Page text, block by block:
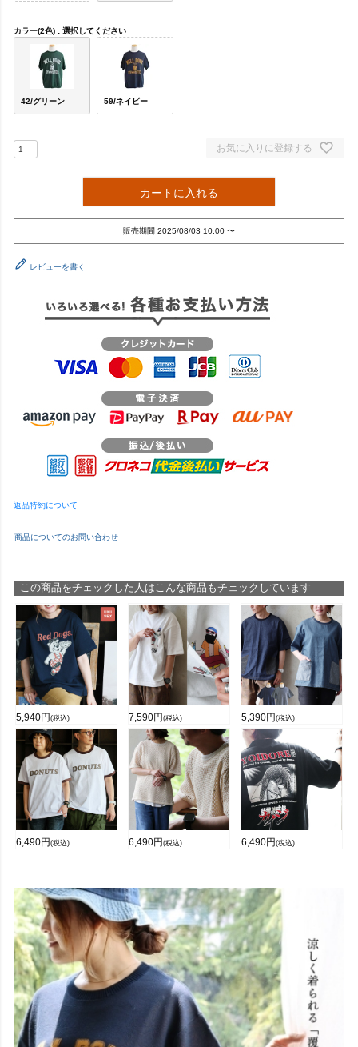
カラー(2色) 選択してください
42/グリーン 59/ネイビー
お気に入りに登録する
カートに入れる
販売期間 2025/08/03 10:00 〜
レビューを書く
返品特約について
商品についてのお問い合わせ
この商品をチェックした人はこんな商品もチェックしています
5,940円 (税込) 7,590円 (税込) 5,390円 (税込)
6,490円 (税込) 6,490円 (税込) 6,490円 (税込)